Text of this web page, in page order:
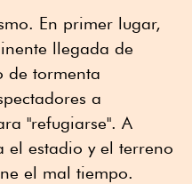
En primer lugar,
llegada de
de tormenta
a
"refugiarse". A
el estadio y el terreno
el mal tiempo.